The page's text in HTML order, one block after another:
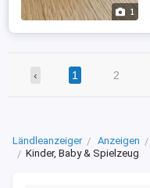
1
‹ 1 2
Ländleanzeiger Anzeigen
Kinder, Baby & Spielzeug